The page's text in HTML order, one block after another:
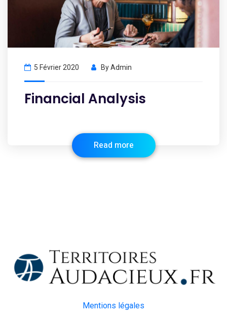
5 Février 2020 ByAdmin
Financial Analysis
Read more
Mentions légales